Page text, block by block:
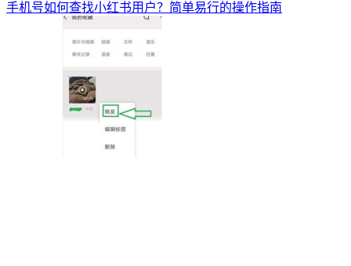
手机号如何查找小红书用户？简单易行的操作指南